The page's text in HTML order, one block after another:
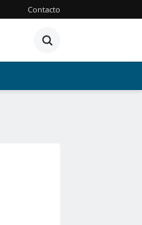
Contacto